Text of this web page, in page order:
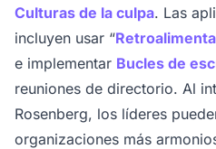
Culturas de la culpa. Las
incluyen usar “
e implementar Bucles de
reuniones de directorio. Al
Rosenberg, los líderes
organizaciones más